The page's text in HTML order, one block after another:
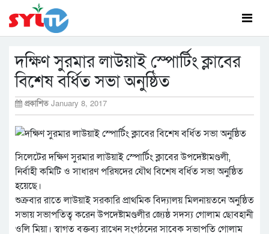
দক্ষিণ সুরমার লাউয়াই স্পোর্টিং ক্লাবের
বিশেষ বর্ধিত সভা অনুষ্ঠিত
প্রকাশিত January 8, 2017
সিলেটের দক্ষিণ সুরমার লাউয়াই স্পোর্টিং ক্লাবের উপদেষ্টামণ্ডলী,
নির্বাহী কমিটি ও সাধারণ পরিষদের যৌথ বিশেষ বর্ধিত সভা অনুষ্ঠিত
হয়েছে।
শুক্রবার রাতে লাউয়াই সরকারি প্রাথমিক বিদ্যালয় মিলনায়তনে অনুষ্ঠিত
সভায় সভাপতিত্ব করেন উপদেষ্টামণ্ডলীর জ্যেষ্ঠ সদস্য গোলাম ছোবহানী
ওলি মিয়া। স্বাগত বক্তব্য রাখেন সংগঠনের সাবেক সভাপতি গোলাম